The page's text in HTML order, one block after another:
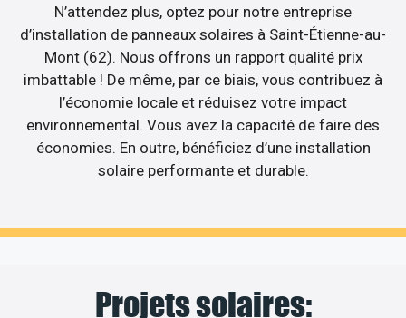
N’attendez plus, optez pour notre entreprise
d’installation de panneaux solaires à Saint-Étienne-au-
Mont (62). Nous offrons un rapport qualité prix
imbattable ! De même, par ce biais, vous contribuez à
l’économie locale et réduisez votre impact
environnemental. Vous avez la capacité de faire des
économies. En outre, bénéficiez d’une installation
solaire performante et durable.
Projets solaires: